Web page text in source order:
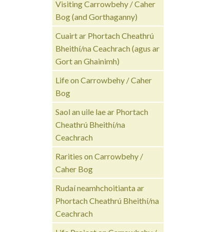
Visiting Carrowbehy / Caher
Bog (and Gorthaganny)
Cuairt ar Phortach Cheathrú
Bheithí/na Ceachrach (agus ar
Gort an Ghainimh)
Life on Carrowbehy / Caher
Bog
Saol an uile lae ar Phortach
Cheathrú Bheithí/na
Ceachrach
Rarities on Carrowbehy /
Caher Bog
Rudaí neamhchoitianta ar
Phortach Cheathrú Bheithí/na
Ceachrach